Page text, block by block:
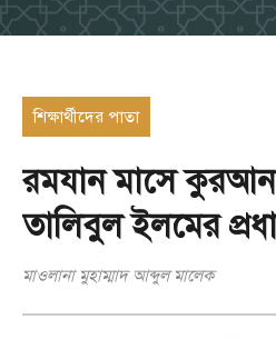
শিক্ষার্থীদের পাতা
রমযান মাসে
তালিবুল ইলমের
মাওলানা মুহাম্মাদ আব্দুল মালেক